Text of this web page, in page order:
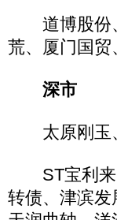
道博股份、
荒、厦门国贸
深市
太原刚玉、
ST宝利来
转债、津滨